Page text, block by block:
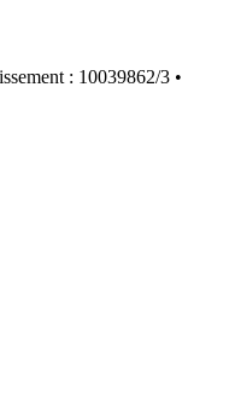
: 10039862/3 •